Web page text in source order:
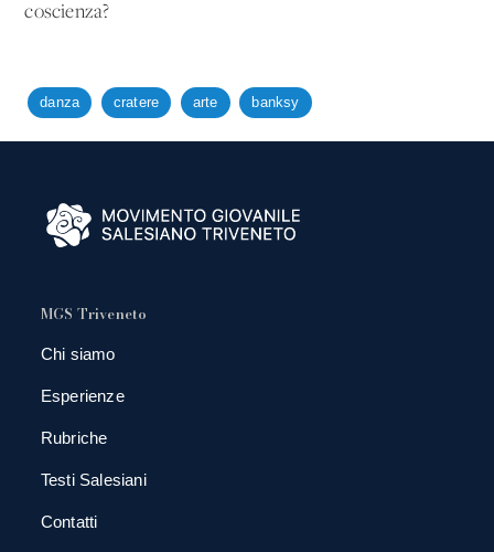
coscienza?
danza cratere arte banksy
MGS Triveneto
Chi siamo
Esperienze
Rubriche
Testi Salesiani
Contatti